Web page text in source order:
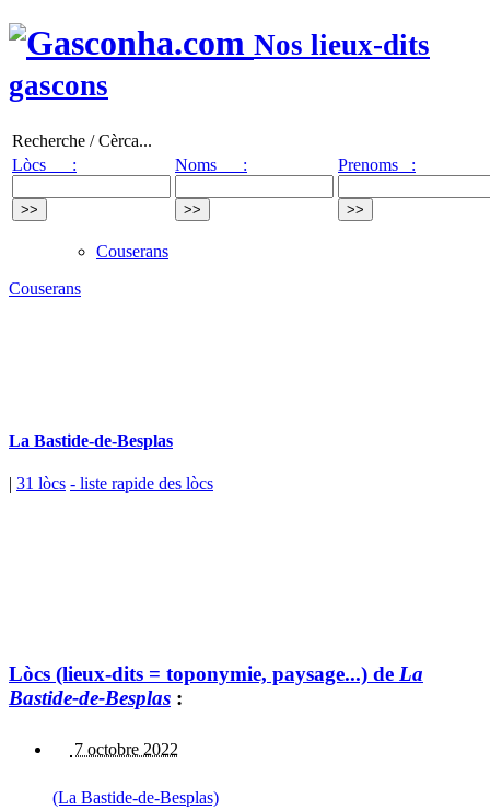
Nos lieux-dits
gascons
Recherche / Cèrca...
Lòcs :
Noms : Prenoms :
Couserans
Couserans
La Bastide-de-Besplas
| 31 lòcs - liste rapide des lòcs
Lòcs (lieux-dits = toponymie, paysage...) de La
Bastide-de-Besplas :
7 octobre 2022
(La Bastide-de-Besplas)